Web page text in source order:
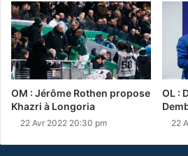
OM : Jérôme Rothen propose
Khazri à Longoria
22 Avr 2022 20:30 pm
OL :
22